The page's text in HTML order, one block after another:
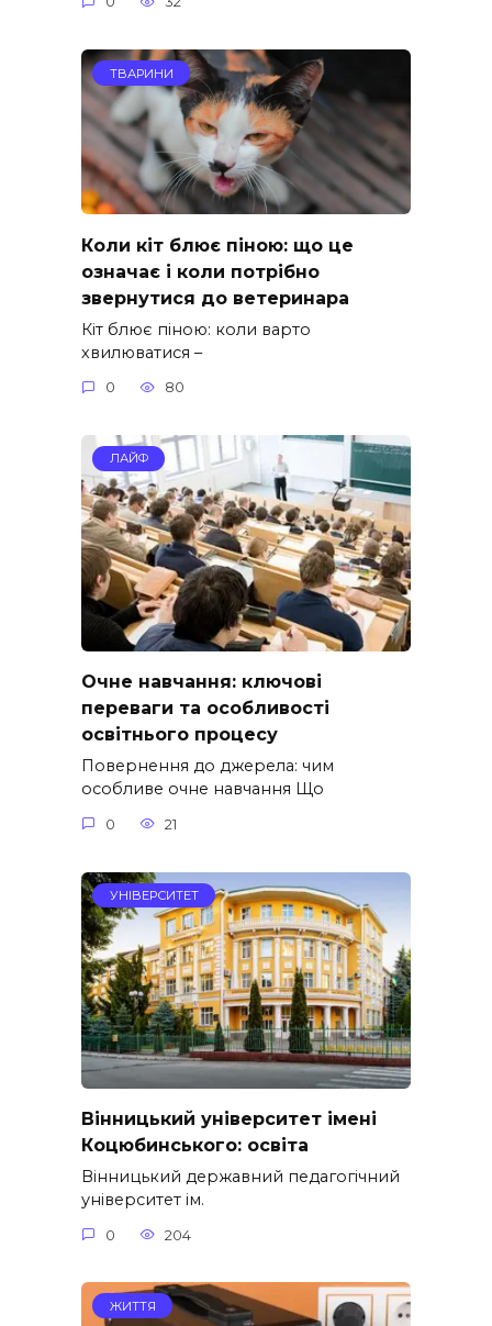
ТВАРИНИ
Коли кіт блює піною: що це
означає і коли потрібно
звернутися до ветеринара
Кіт блює піною: коли варто
хвилюватися –
0 80
ЛАЙФ
Очне навчання: ключові
переваги та особливості
освітнього процесу
Повернення до джерела: чим
особливе очне навчання Що
0 21
УНІВЕРСИТЕТ
Вінницький університет імені
Коцюбинського: освіта
Вінницький державний педагогічний
університет ім.
0 204
ЖИТТЯ